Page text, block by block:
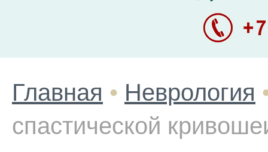
Главная • Неврология
спастической